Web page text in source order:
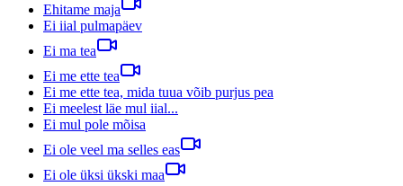
Ehitame maja
Ei iial pulmapäev
Ei ma tea
Ei me ette tea
Ei me ette tea, mida tuua võib purjus pea
Ei meelest läe mul iial...
Ei mul pole mõisa
Ei ole veel ma selles eas
Ei ole üksi ükski maa